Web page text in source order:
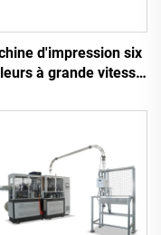
d'impression six
à grande vitesse